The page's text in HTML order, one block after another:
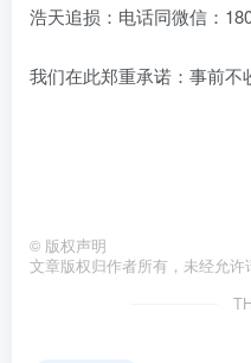
浩天追损：电话同微信：
我们在此郑重承诺：事前
© 版权声明
文章版权归作者所有，未经允许